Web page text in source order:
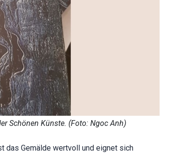
Schönen Künste. (Foto: Ngoc Anh)
das Gemälde wertvoll und eignet sich